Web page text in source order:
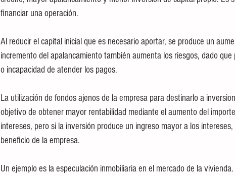
financiar una operación.
Al reducir el capital inicial que es necesario aportar, se produce un
incremento del apalancamiento también aumenta los riesgos, dado
o incapacidad de atender los pagos.
La utilización de fondos ajenos de la empresa para destinarlo a
objetivo de obtener mayor rentabilidad mediante el aumento del
intereses, pero si la inversión produce un ingreso mayor a los
beneficio de la empresa.
Un ejemplo es la especulación inmobiliaria en el mercado de la